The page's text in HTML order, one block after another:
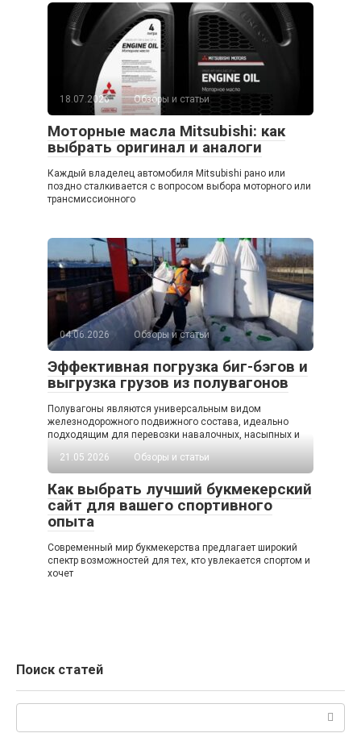
18.07.2026 Обзоры и статьи
Моторные масла Mitsubishi: как
выбрать оригинал и аналоги
Каждый владелец автомобиля Mitsubishi рано или
поздно сталкивается с вопросом выбора моторного или
трансмиссионного
04.06.2026 Обзоры и статьи
Эффективная погрузка биг-бэгов и
выгрузка грузов из полувагонов
Полувагоны являются универсальным видом
железнодорожного подвижного состава, идеально
подходящим для перевозки навалочных, насыпных и
21.05.2026
Обзоры и статьи
Как выбрать лучший букмекерский
сайт для вашего спортивного
опыта
Современный мир букмекерства предлагает широкий
спектр возможностей для тех, кто увлекается спортом и
хочет
Поиск статей